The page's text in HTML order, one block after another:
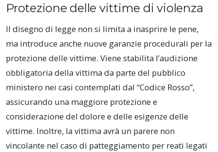
Protezione delle vittime di violenza
Il disegno di legge non si limita a inasprire le pene,
ma introduce anche nuove garanzie procedurali per la
protezione delle vittime. Viene stabilita l’audizione
obbligatoria della vittima da parte del pubblico
ministero nei casi contemplati dal “Codice Rosso”,
assicurando una maggiore protezione e
considerazione del dolore e delle esigenze delle
vittime. Inoltre, la vittima avrà un parere non
vincolante nel caso di patteggiamento per reati legati